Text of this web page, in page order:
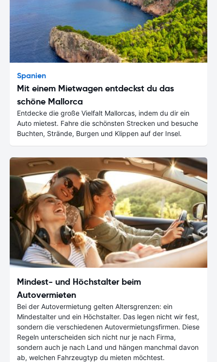
Spanien
Mit einem Mietwagen entdeckst du das
schöne Mallorca
Entdecke die große Vielfalt Mallorcas, indem du dir ein
Auto mietest. Fahre die schönsten Strecken und besuche
Buchten, Strände, Burgen und Klippen auf der Insel.
Mindest- und Höchstalter beim
Autovermieten
Bei der Autovermietung gelten Altersgrenzen: ein
Mindestalter und ein Höchstalter. Das legen nicht wir fest,
sondern die verschiedenen Autovermietungsfirmen. Diese
Regeln unterscheiden sich nicht nur je nach Firma,
sondern auch je nach Land und hängen manchmal davon
ab, welchen Fahrzeugtyp du mieten möchtest.